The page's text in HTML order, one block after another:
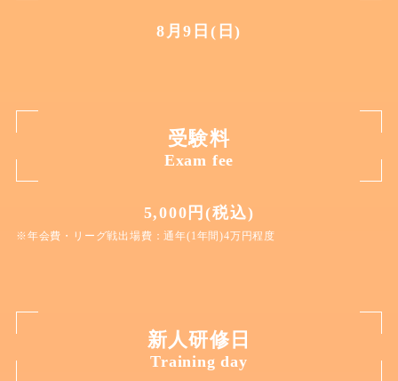
8月9日(日)
受験料
Exam fee
5,000円(税込)
※年会費・リーグ戦出場費：通年(1年間)4万円程度
新人研修日
Training day